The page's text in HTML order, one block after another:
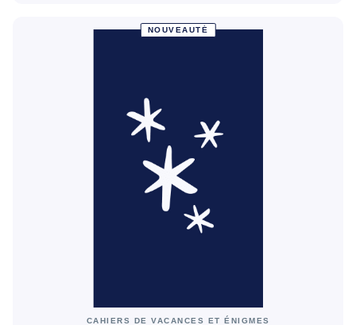
NOUVEAUTÉ
CAHIERS DE VACANCES ET ÉNIGMES